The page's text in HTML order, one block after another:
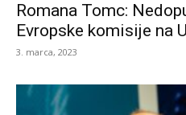
Romana Tomc:
Evropske komisije na
3. marca, 2023